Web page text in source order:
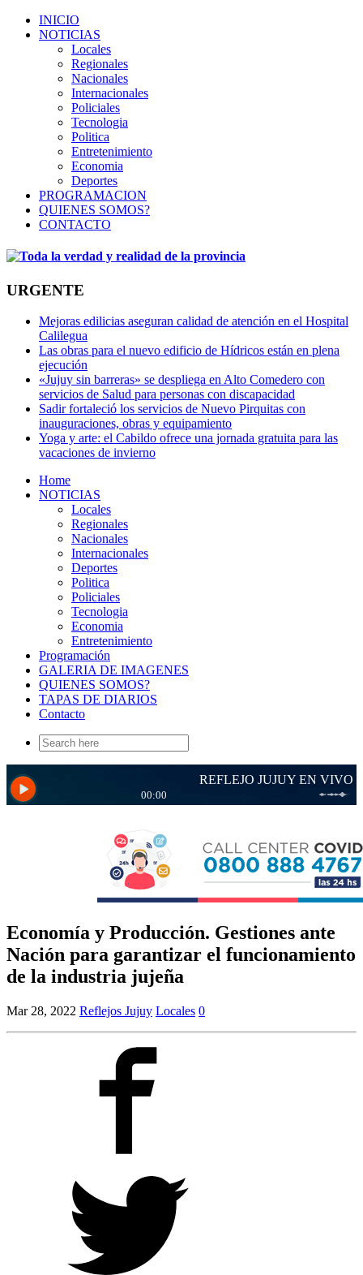
INICIO
NOTICIAS
Locales
Regionales
Nacionales
Internacionales
Policiales
Tecnologia
Politica
Entretenimiento
Economia
Deportes
PROGRAMACION
QUIENES SOMOS?
CONTACTO
URGENTE
Mejoras edilicias aseguran calidad de atención en el Hospital
Calilegua
Las obras para el nuevo edificio de Hídricos están en plena
ejecución
«Jujuy sin barreras» se despliega en Alto Comedero con
servicios de Salud para personas con discapacidad
Sadir fortaleció los servicios de Nuevo Pirquitas con
inauguraciones, obras y equipamiento
Yoga y arte: el Cabildo ofrece una jornada gratuita para las
vacaciones de invierno
Home
NOTICIAS
Locales
Regionales
Nacionales
Internacionales
Deportes
Politica
Policiales
Tecnologia
Economia
Entretenimiento
Programación
GALERIA DE IMAGENES
QUIENES SOMOS?
TAPAS DE DIARIOS
Contacto
Search
for:
Economía y Producción. Gestiones ante
Nación para garantizar el funcionamiento
de la industria jujeña
Mar 28, 2022 Reflejos Jujuy Locales 0